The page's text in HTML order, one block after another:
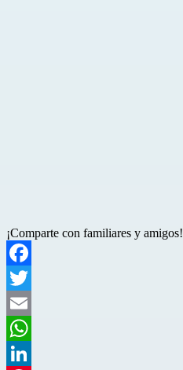
¡Comparte con familiares y amigos!
Facebook
Twitter
Email
WhatsApp